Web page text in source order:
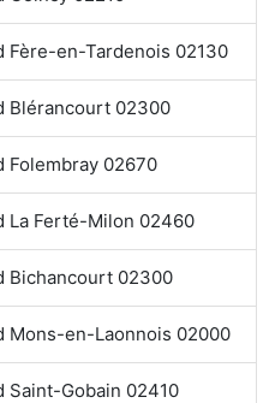
Fère-en-Tardenois 02130
Blérancourt 02300
Folembray 02670
La Ferté-Milon 02460
Bichancourt 02300
Mons-en-Laonnois 02000
Saint-Gobain 02410